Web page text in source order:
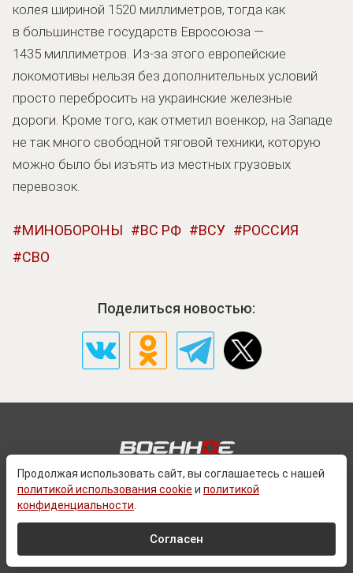
колея шириной 1520 миллиметров, тогда как
в большинстве государств Евросоюза —
1435 миллиметров. Из-за этого европейские
локомотивы нельзя без дополнительных условий
просто перебросить на украинские железные
дороги. Кроме того, как отметил военкор, на Западе
не так много свободной тяговой техники, которую
можно было бы изъять из местных грузовых
перевозок.
МИНОБОРОНЫ ВС РФ ВСУ
РОССИЯ
СВО
Поделиться новостью:
Продолжая использовать сайт, вы соглашаетесь с нашей
политикой использования cookie и политикой
конфиденциальности
Согласен
КОНТАКТЫ
ПОЛИТИКА КОНФЕДИЦИАЛЬНОСТИ
ПОЛЬЗОВАТЕЛЬСКОЕ СОГЛАШЕНИЕ